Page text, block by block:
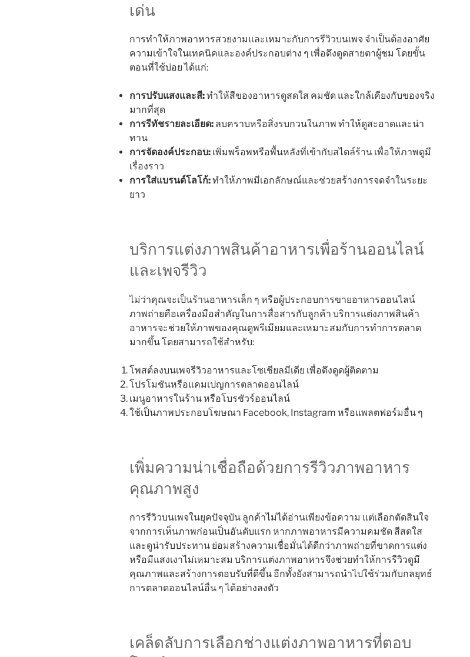
เด่น
การทำให้ภาพอาหารสวยงามและเหมาะกับการรีวิวบนเพจ จำเป็นต้องอาศัย
ความเข้าใจในเทคนิคและองค์ประกอบต่าง ๆ เพื่อดึงดูดสายตาผู้ชม โดยขั้น
ตอนที่ใช้บ่อย ได้แก่:
การปรับแสงและสี:ทำให้สีของอาหารดูสดใส คมชัด และใกล้เคียงกับของจริง
มากที่สุด
การรีทัชรายละเอียด: ลบคราบหรือสิ่งรบกวนในภาพ ทำให้ดูสะอาดและน่า
ทาน
การจัดองค์ประกอบ: เพิ่มพร็อพหรือพื้นหลังที่เข้ากับสไตล์ร้าน เพื่อให้ภาพดูมี
เรื่องราว
การใส่แบรนด์โลโก้:ทำให้ภาพมีเอกลักษณ์และช่วยสร้างการจดจำในระยะ
ยาว
บริการแต่งภาพสินค้าอาหารเพื่อร้านออนไลน์
และเพจรีวิว
ไม่ว่าคุณจะเป็นร้านอาหารเล็ก ๆ หรือผู้ประกอบการขายอาหารออนไลน์
ภาพถ่ายคือเครื่องมือสำคัญในการสื่อสารกับลูกค้า บริการแต่งภาพสินค้า
อาหารจะช่วยให้ภาพของคุณดูพรีเมียมและเหมาะสมกับการทำการตลาด
มากขึ้น โดยสามารถใช้สำหรับ:
โพสต์ลงบนเพจรีวิวอาหารและโซเชียลมีเดีย เพื่อดึงดูดผู้ติดตาม
โปรโมชันหรือแคมเปญการตลาดออนไลน์
เมนูอาหารในร้าน หรือโบรชัวร์ออนไลน์
ใช้เป็นภาพประกอบโฆษณา Facebook, Instagram หรือแพลตฟอร์มอื่น ๆ
เพิ่มความน่าเชื่อถือด้วยการรีวิวภาพอาหาร
คุณภาพสูง
การรีวิวบนเพจในยุคปัจจุบัน ลูกค้าไม่ได้อ่านเพียงข้อความ แต่เลือกตัดสินใจ
จากการเห็นภาพก่อนเป็นอันดับแรก หากภาพอาหารมีความคมชัด สีสดใส
และดูน่ารับประทาน ย่อมสร้างความเชื่อมั่นได้ดีกว่าภาพถ่ายที่ขาดการแต่ง
หรือมีแสงเงาไม่เหมาะสม บริการแต่งภาพอาหารจึงช่วยทำให้การรีวิวดูมี
คุณภาพและสร้างการตอบรับที่ดีขึ้น อีกทั้งยังสามารถนำไปใช้ร่วมกับกลยุทธ์
การตลาดออนไลน์อื่น ๆ ได้อย่างลงตัว
เคล็ดลับการเลือกช่างแต่งภาพอาหารที่ตอบ